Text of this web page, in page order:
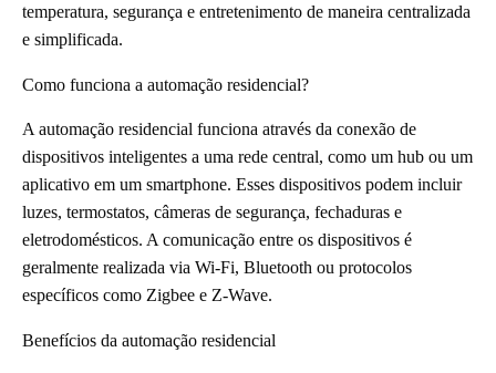
temperatura, segurança e entretenimento de maneira centralizada
e simplificada.
Como funciona a automação residencial?
A automação residencial funciona através da conexão de
dispositivos inteligentes a uma rede central, como um hub ou um
aplicativo em um smartphone. Esses dispositivos podem incluir
luzes, termostatos, câmeras de segurança, fechaduras e
eletrodomésticos. A comunicação entre os dispositivos é
geralmente realizada via Wi-Fi, Bluetooth ou protocolos
específicos como Zigbee e Z-Wave.
Benefícios da automação residencial